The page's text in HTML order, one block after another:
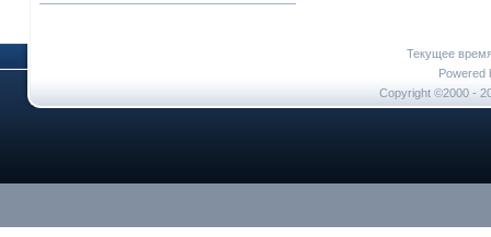
Текущее
Powered
Copyright ©2000 -